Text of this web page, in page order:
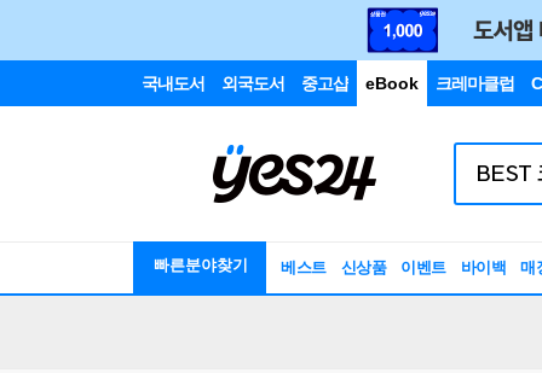
국내도서 외국도서 중고샵 eBook 크레마클럽
빠른분야찾기 베스트 신상품 이벤트 바이백 매